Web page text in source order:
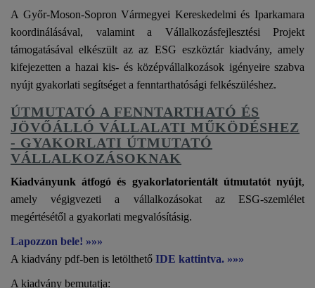
A Győr-Moson-Sopron Vármegyei Kereskedelmi és Iparkamara
koordinálásával, valamint a Vállalkozásfejlesztési Projekt
támogatásával elkészült az az ESG eszköztár kiadvány, amely
kifejezetten a hazai kis- és középvállalkozások igényeire szabva
nyújt gyakorlati segítséget a fenntarthatósági felkészüléshez.
ÚTMUTATÓ A FENNTARTHATÓ ÉS
JÖVŐÁLLÓ VÁLLALATI MŰKÖDÉSHEZ
- GYAKORLATI ÚTMUTATÓ
VÁLLALKOZÁSOKNAK
Kiadványunk átfogó és gyakorlatorientált útmutatót nyújt,
amely végigvezeti a vállalkozásokat az ESG-szemlélet
megértésétől a gyakorlati megvalósításig.
Lapozzon bele! »»»
A kiadvány pdf-ben is letölthető IDE kattintva. »»»
A kiadvány bemutatja: